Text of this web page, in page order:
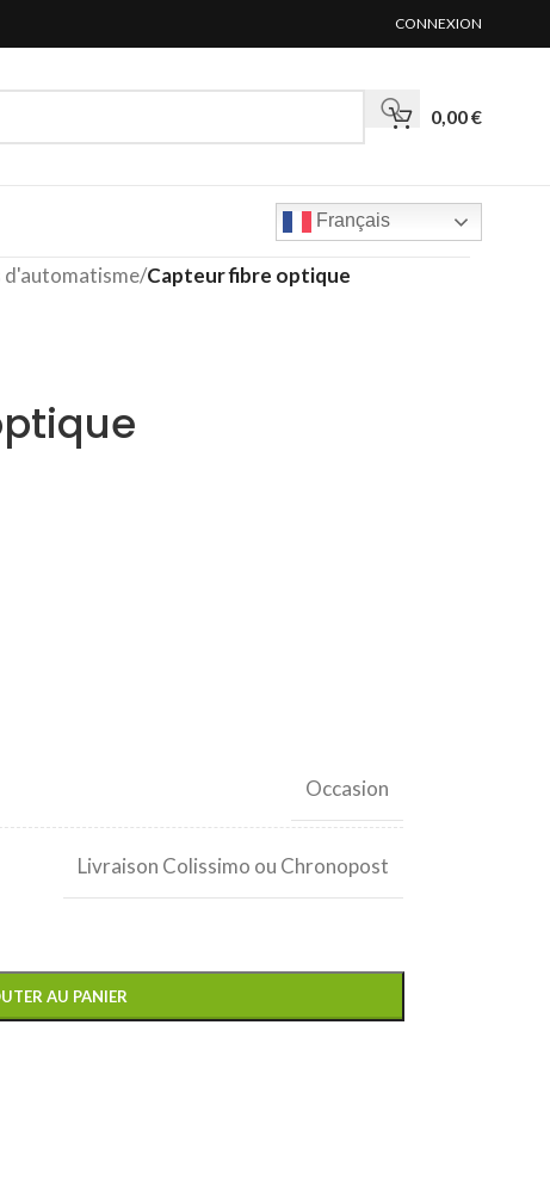
CONNEXION
0,00€
Français
d'automatisme/Capteur fibre optique
Occasion
Livraison Colissimo ou Chronopost
AU PANIER